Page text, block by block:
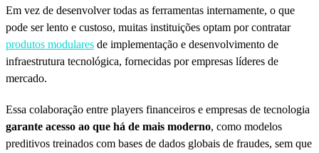
Em vez de desenvolver todas as ferramentas internamente, o que
pode ser lento e custoso, muitas instituições optam por contratar
produtos modulares de implementação e desenvolvimento de
infraestrutura tecnológica, fornecidas por empresas líderes de
mercado.
Essa colaboração entre players financeiros e empresas de tecnologia
garante acesso ao que há de mais moderno, como modelos
preditivos treinados com bases de dados globais de fraudes, sem que